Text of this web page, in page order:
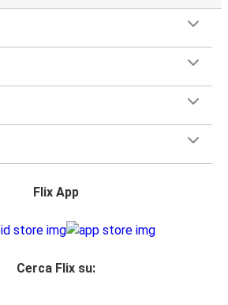
Flix App
Cerca Flix su: